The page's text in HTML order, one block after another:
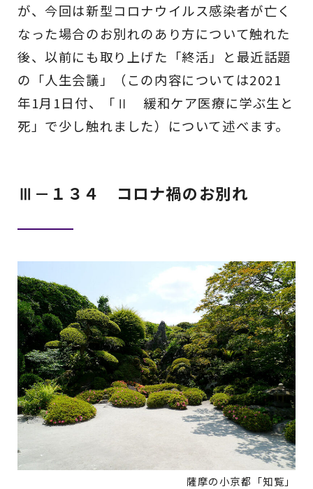
が、今回は新型コロナウイルス感染者が亡く
なった場合のお別れのあり方について触れた
後、以前にも取り上げた「終活」と最近話題
の「人生会議」（この内容については2021
年1月1日付、「Ⅱ 緩和ケア医療に学ぶ生と
死」で少し触れました）について述べます。
Ⅲ－１３４ コロナ禍のお別れ
薩摩の小京都「知覧」